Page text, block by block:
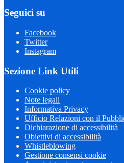
Seguici su
Facebook
Twitter
Instagram
Sezione Link Utili
Cookie policy
Note legali
Informativa Privacy
Ufficio Relazioni con il
Dichiarazione di accessibilità
Obiettivi di accessibilità
Whistleblowing
Gestione consensi cookie